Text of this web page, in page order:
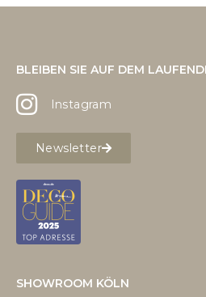
BLEIBEN SIE AUF DEM
Instagram
Newsletter
SHOWROOM KÖLN